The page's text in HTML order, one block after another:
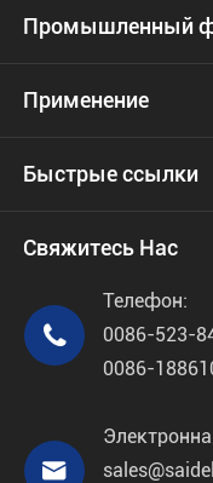
Промышленный
Применение
Быстрые ссылки
Свяжитесь Нас

Телефон:
0086-523-
0086-
